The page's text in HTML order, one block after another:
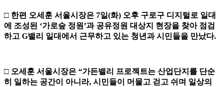
□ 한편 오세훈 서울시장은 7일(화) 오후 구로구 디지털로 일대
에 조성된 ‘가로숲 정원 ’과 공유정원 대상지 현장을 찾아 점검
하고 G밸리 일대에서 근무하고 있는 청년과 시민들을 만났다.
□ 오세훈 서울시장은 “가든밸리 프로젝트는 산업단지를 단순
히 일하는 공간이 아니라, 시민들이 머물고 걷고 쉬며 일상의